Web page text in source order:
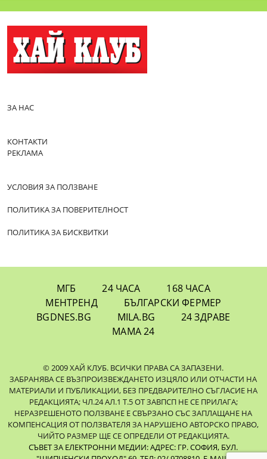
ЗА НАС
КОНТАКТИ
РЕКЛАМА
УСЛОВИЯ ЗА ПОЛЗВАНЕ
ПОЛИТИКА ЗА ПОВЕРИТЕЛНОСТ
ПОЛИТИКА ЗА БИСКВИТКИ
МГБ 24 ЧАСА
168 ЧАСА
МЕНТРЕНД
БЪЛГАРСКИ ФЕРМЕР
BGDNES.BG
MILA.BG
24 ЗДРАВЕ
МАМА 24
© 2009 ХАЙ КЛУБ. ВСИЧКИ ПРАВА СА ЗАПАЗЕНИ.
ЗАБРАНЯВА СЕ ВЪЗПРОИЗВЕЖДАНЕТО ИЗЦЯЛО ИЛИ ОТЧАСТИ НА
МАТЕРИАЛИ И ПУБЛИКАЦИИ, БЕЗ ПРЕДВАРИТЕЛНО СЪГЛАСИЕ НА
РЕДАКЦИЯТА; ЧЛ.24 АЛ.1 Т.5 ОТ ЗАВПСП НЕ СЕ ПРИЛАГА;
НЕРАЗРЕШЕНОТО ПОЛЗВАНЕ Е СВЪРЗАНО СЪС ЗАПЛАЩАНЕ НА
КОМПЕНСАЦИЯ ОТ ПОЛЗВАТЕЛЯ ЗА НАРУШЕНО АВТОРСКО ПРАВО,
ЧИЙТО РАЗМЕР ЩЕ СЕ ОПРЕДЕЛИ ОТ РЕДАКЦИЯТА.
СЪВЕТ ЗА ЕЛЕКТРОННИ МЕДИИ: АДРЕС: ГР. СОФИЯ, БУЛ.